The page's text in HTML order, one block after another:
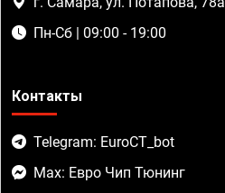
Пн-Сб | 09:00 - 19:00
Контакты
Telegram: EuroCT_bot
Max: Евро Чип Тюнинг